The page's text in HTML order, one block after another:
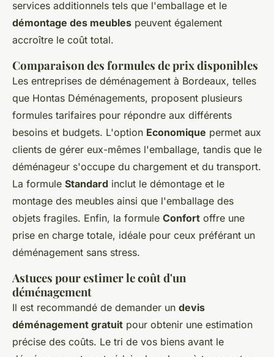
services additionnels tels que l'emballage et le
démontage des meubles peuvent également
accroître le coût total.
Comparaison des formules de prix disponibles
Les entreprises de déménagement à Bordeaux, telles
que Hontas Déménagements, proposent plusieurs
formules tarifaires pour répondre aux différents
besoins et budgets. L'option Economique permet aux
clients de gérer eux-mêmes l'emballage, tandis que le
déménageur s'occupe du chargement et du transport.
La formule Standard inclut le démontage et le
montage des meubles ainsi que l'emballage des
objets fragiles. Enfin, la formule Confort offre une
prise en charge totale, idéale pour ceux préférant un
déménagement sans stress.
Astuces pour estimer le coût d'un
déménagement
Il est recommandé de demander un devis
déménagement gratuit pour obtenir une estimation
précise des coûts. Le tri de vos biens avant le